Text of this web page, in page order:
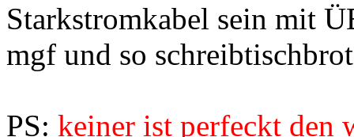
Starkstromkabel sein mit
mgf und so schreibtischbrot
PS: keiner ist perfeckt den